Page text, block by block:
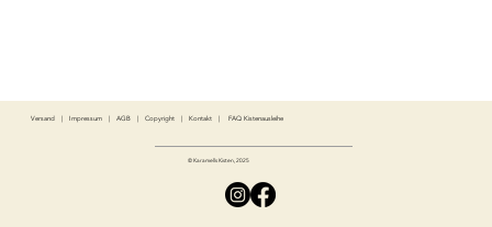
Versand| Impressum| AGB| Copyright| Kontakt| FAQ Kistenausleihe
© Karamells Kisten, 2025